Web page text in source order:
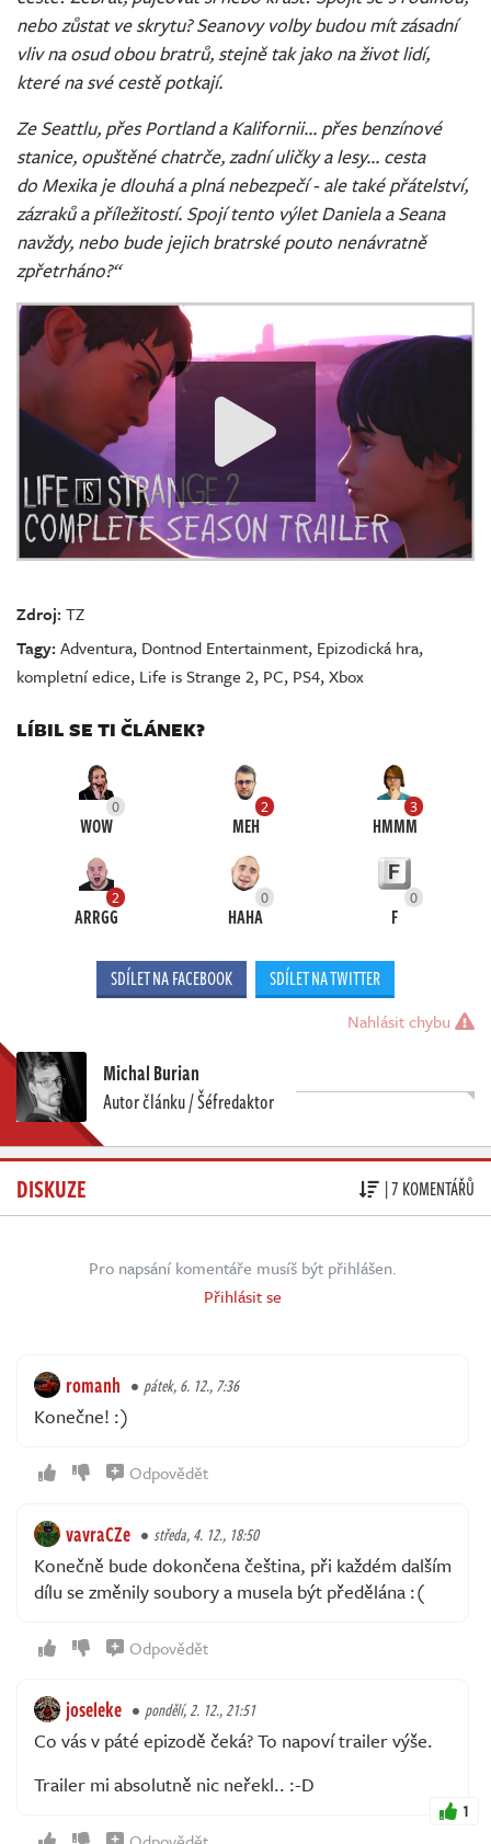
nebo zůstat ve skrytu? Seanovy volby budou mít zásadní
vliv na osud obou bratrů, stejně tak jako na život lidí,
které na své cestě potkají.
Ze Seattlu, přes Portland a Kalifornii... přes benzínové
stanice, opuštěné chatrče, zadní uličky a lesy... cesta
do Mexika je dlouhá a plná nebezpečí - ale také přátelství,
zázraků a příležitostí. Spojí tento výlet Daniela a Seana
navždy, nebo bude jejich bratrské pouto nenávratně
zpřetrháno?“
Zdroj:TZ
Tagy:Adventura, Dontnod Entertainment, Epizodická hra,
kompletní edice, Life is Strange 2, PC, PS4,Xbox
LÍBIL SE TI ČLÁNEK?
0
WOW
2
MEH
3
HMMM
2
ARRGG
0
HAHA
0
F
SDÍLET NA FACEBOOK SDÍLET NA TWITTER
Nahlásit chybu
Michal Burian
Autor článku / Šéfredaktor
DISKUZE | 7 KOMENTÁŘŮ
Pro napsání komentáře musíš být přihlášen.
Přihlásit se
romanh pátek, 6. 12., 7:36
Konečne! :)
Odpovědět
vavraCZe středa, 4. 12., 18:50
Konečně bude dokončena čeština, při každém dalším
dílu se změnily soubory a musela být předělána :(
Odpovědět
joseleke pondělí, 2. 12., 21:51
Co vás v páté epizodě čeká? To napoví trailer výše.
Trailer mi absolutně nic neřekl.. :-D
1